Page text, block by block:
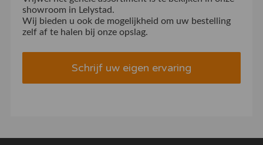
showroom in Lelystad.
Wij bieden u ook de mogelijkheid om uw bestelling
zelf af te halen bij onze opslag.
Schrijf uw eigen ervaring